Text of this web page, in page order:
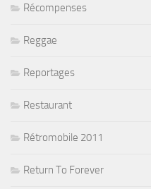
Récompenses
Reggae
Reportages
Restaurant
Rétromobile 2011
Return To Forever